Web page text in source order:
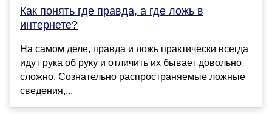
Как понять где правда, а где ложь в
интернете?
На самом деле, правда и ложь практически всегда
идут рука об руку и отличить их бывает довольно
сложно. Сознательно распространяемые ложные
сведения,...